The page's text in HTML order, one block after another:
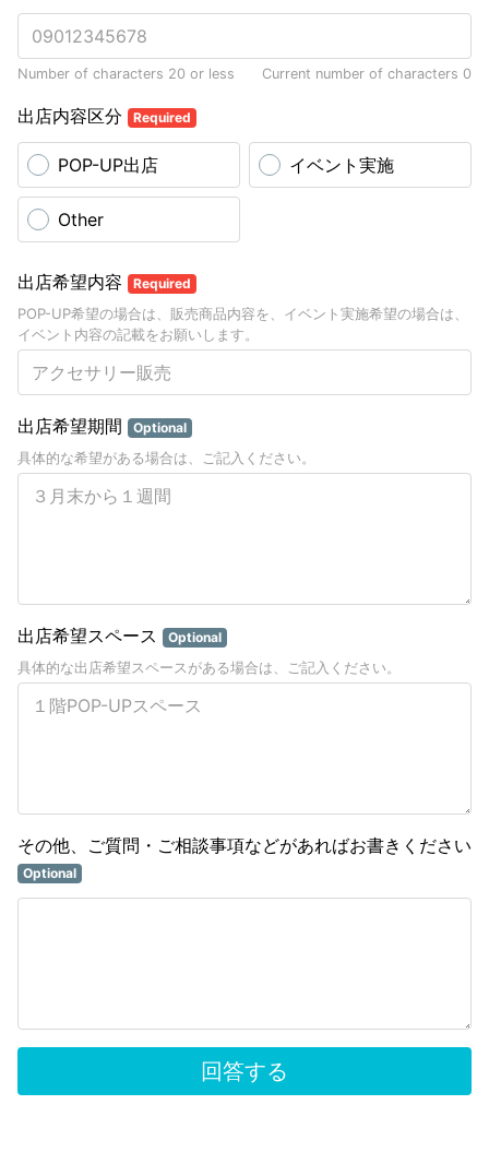
Number of characters 20 or less Current number of characters 0
出店内容区分 Required
POP-UP出店 イベント実施
Other
出店希望内容 Required
POP-UP希望の場合は、販売商品内容を、イベント実施希望の場合は、
イベント内容の記載をお願いします。
出店希望期間 Optional
具体的な希望がある場合は、ご記入ください。
出店希望スペース Optional
具体的な出店希望スペースがある場合は、ご記入ください。
その他、ご質問・ご相談事項などがあればお書きください
Optional
回答する